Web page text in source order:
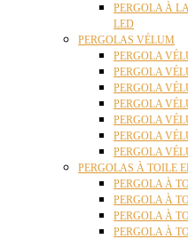
PERGOLA À
LED
PERGOLAS VÉLUM
PERGOLA
PERGOLA
PERGOLA
PERGOLA
PERGOLA
PERGOLA
PERGOLA
PERGOLAS À TOILE
PERGOLA À
PERGOLA À
PERGOLA À
PERGOLA À